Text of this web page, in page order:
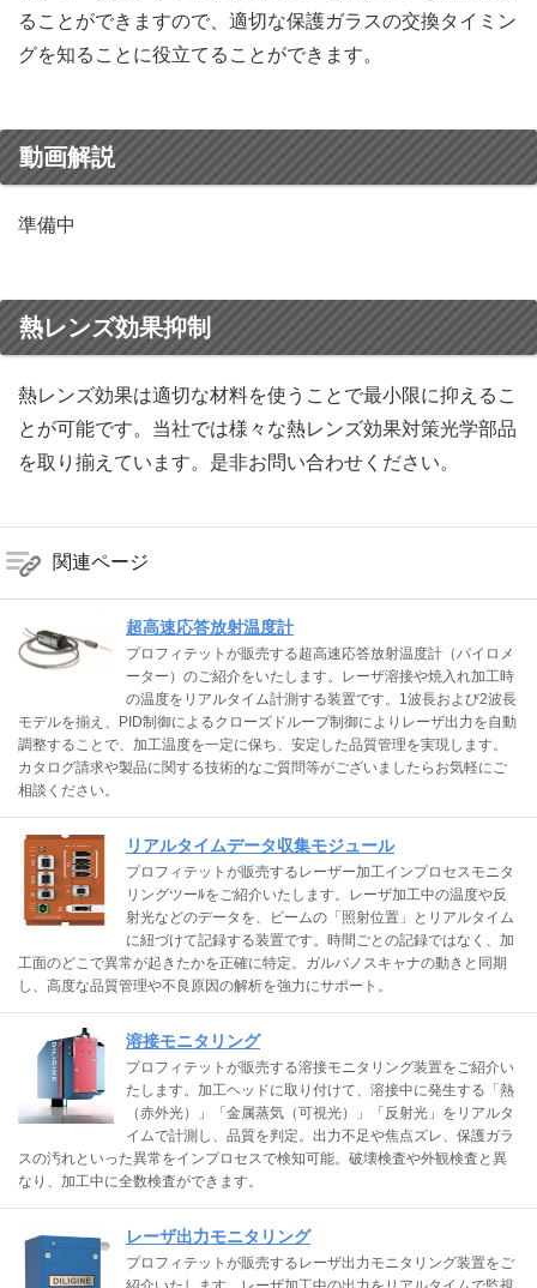
ることができますので、適切な保護ガラスの交換タイミン
グを知ることに役立てることができます。
動画解説
準備中
熱レンズ効果抑制
熱レンズ効果は適切な材料を使うことで最小限に抑えるこ
とが可能です。当社では様々な熱レンズ効果対策光学部品
を取り揃えています。是非お問い合わせください。
関連ページ
超高速応答放射温度計
プロフィテットが販売する超高速応答放射温度計（パイロメ
ーター）のご紹介をいたします。レーザ溶接や焼入れ加工時
の温度をリアルタイム計測する装置です。1波長および2波長
モデルを揃え、PID制御によるクローズドループ制御によりレーザ出力を自動
調整することで、加工温度を一定に保ち、安定した品質管理を実現します。
カタログ請求や製品に関する技術的なご質問等がございましたらお気軽にご
相談ください。
リアルタイムデータ収集モジュール
プロフィテットが販売するレーザー加工インプロセスモニタ
リングツーﾙをご紹介いたします。レーザ加工中の温度や反
射光などのデータを、ビームの「照射位置」とリアルタイム
に紐づけて記録する装置です。時間ごとの記録ではなく、加
工面のどこで異常が起きたかを正確に特定。ガルバノスキャナの動きと同期
し、高度な品質管理や不良原因の解析を強力にサポート。
溶接モニタリング
プロフィテットが販売する溶接モニタリング装置をご紹介い
たします。加工ヘッドに取り付けて、溶接中に発生する「熱
（赤外光）」「金属蒸気（可視光）」「反射光」をリアルタ
イムで計測し、品質を判定。出力不足や焦点ズレ、保護ガラ
スの汚れといった異常をインプロセスで検知可能。破壊検査や外観検査と異
なり、加工中に全数検査ができます。
レーザ出力モニタリング
プロフィテットが販売するレーザ出力モニタリング装置をご